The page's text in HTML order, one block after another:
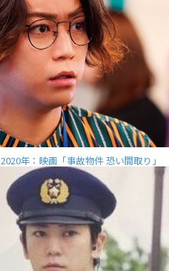
2020年：映画「事故物件 恐い間取り」